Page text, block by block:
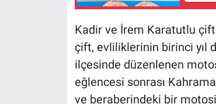
Kadir ve İrem Karatutlu
çift, evliliklerinin birinci yıl
ilçesinde düzenlenen
eğlencesi sonrası
ve beraberindeki bir